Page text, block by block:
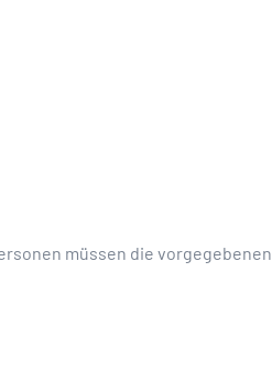
müssen die vorgegebenen